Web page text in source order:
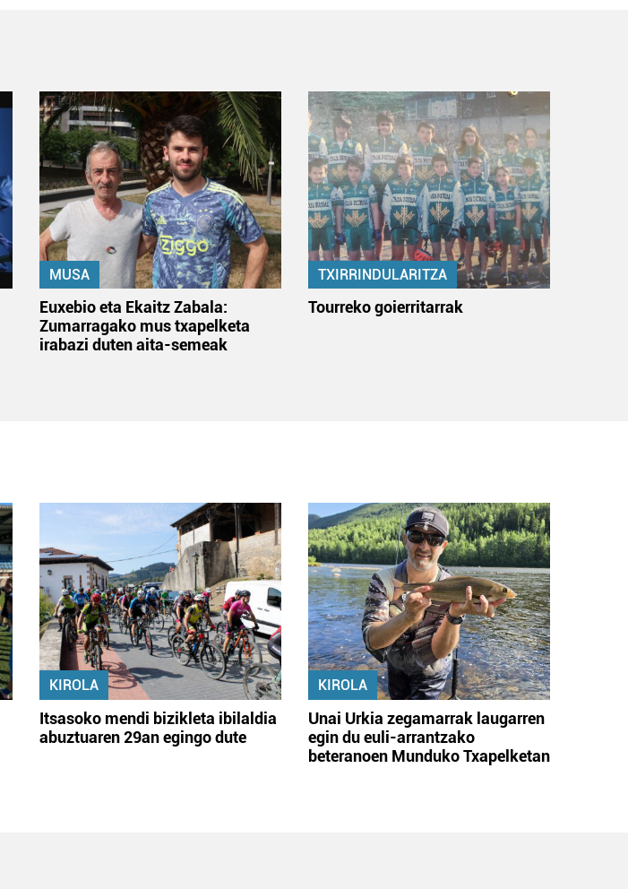
MUSA
Euxebio eta Ekaitz Zabala:
Zumarragako mus txapelketa
irabazi duten aita-semeak
TXIRRINDULARITZA
Tourreko goierritarrak
KIROLA
Itsasoko mendi bizikleta ibilaldia
abuztuaren 29an egingo dute
KIROLA
Unai Urkia zegamarrak laugarren
egin du euli-arrantzako
beteranoen Munduko Txapelketan